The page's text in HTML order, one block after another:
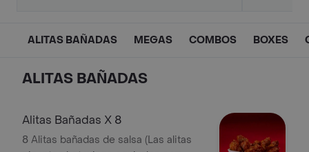
ALITAS BAÑADAS MEGAS COMBOS BOXES
ALITAS BAÑADAS
Alitas Bañadas X 8
8 Alitas bañadas de salsa (Las alitas